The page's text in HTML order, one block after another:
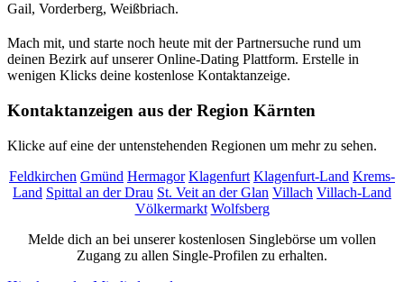
Gail, Vorderberg, Weißbriach.
Mach mit, und starte noch heute mit der Partnersuche rund um
deinen Bezirk auf unserer Online-Dating Plattform. Erstelle in
wenigen Klicks deine kostenlose Kontaktanzeige.
Kontaktanzeigen aus der Region Kärnten
Klicke auf eine der untenstehenden Regionen um mehr zu sehen.
Feldkirchen Gmünd Hermagor Klagenfurt Klagenfurt-Land Krems-
Land Spittal an der Drau St. Veit an der Glan Villach Villach-Land
Völkermarkt Wolfsberg
Melde dich an bei unserer kostenlosen Singlebörse um vollen
Zugang zu allen Single-Profilen zu erhalten.